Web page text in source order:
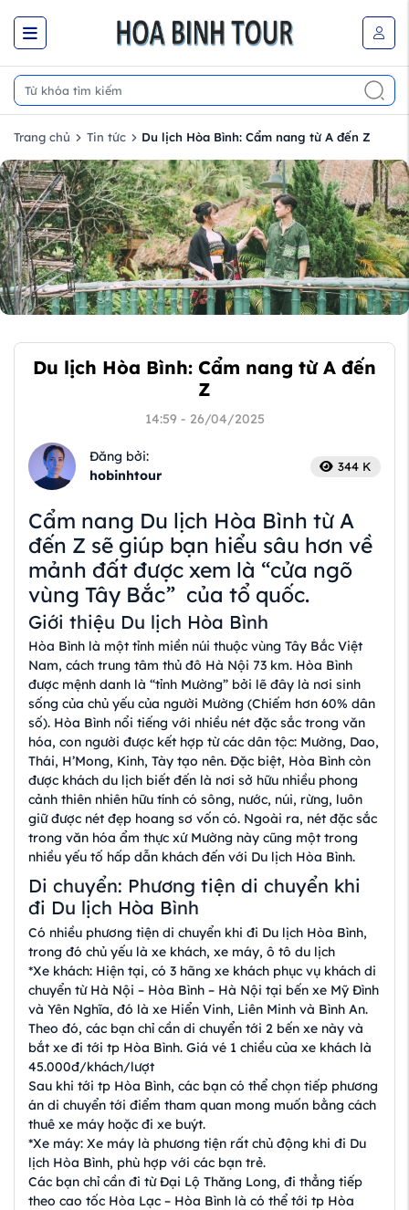
Trang chủ Tin tức Du lịch Hòa Bình: Cẩm nang từ A đến Z
Du lịch Hòa Bình: Cẩm nang từ A đến
Z
14:59 - 26/04/2025
Đăng bởi:
hobinhtour
344 K
Cẩm nang Du lịch Hòa Bình từ A
đến Z sẽ giúp bạn hiểu sâu hơn về
mảnh đất được xem là “cửa ngõ
vùng Tây Bắc” của tổ quốc.
Giới thiệu Du lịch Hòa Bình
Hòa Bình là một tỉnh miền núi thuộc vùng Tây Bắc Việt
Nam, cách trung tâm thủ đô Hà Nội 73 km. Hòa Bình
được mệnh danh là “tỉnh Mường” bởi lẽ đây là nơi sinh
sống của chủ yếu của người Mường (Chiếm hơn 60% dân
số). Hòa Bình nổi tiếng với nhiều nét đặc sắc trong văn
hóa, con người được kết hợp từ các dân tộc: Mường, Dao,
Thái, H’Mong, Kinh, Tày tạo nên. Đặc biệt, Hòa Bình còn
được khách du lịch biết đến là nơi sở hữu nhiều phong
cảnh thiên nhiên hữu tính có sông, nước, núi, rừng, luôn
giữ được nét đẹp hoang sơ vốn có. Ngoài ra, nét đặc sắc
trong văn hóa ẩm thực xứ Mường này cũng một trong
nhiều yếu tố hấp dẫn khách đến với Du lịch Hòa Bình.
Di chuyển: Phương tiện di chuyển khi
đi Du lịch Hòa Bình
Có nhiều phương tiện di chuyển khi đi Du lịch Hòa Bình,
trong đó chủ yếu là xe khách, xe máy, ô tô du lịch
*Xe khách: Hiện tại, có 3 hãng xe khách phục vụ khách di
chuyển từ Hà Nội – Hòa Bình – Hà Nội tại bến xe Mỹ Đình
và Yên Nghĩa, đó là xe Hiển Vinh, Liên Minh và Bình An.
Theo đó, các bạn chỉ cần di chuyển tới 2 bến xe này và
bắt xe đi tới tp Hòa Bình. Giá vé 1 chiều của xe khách là
45.000đ/khách/lượt
Sau khi tới tp Hòa Bình, các bạn có thể chọn tiếp phương
án di chuyển tới điểm tham quan mong muốn bằng cách
thuê xe máy hoặc đi xe buýt.
*Xe máy: Xe máy là phương tiện rất chủ động khi đi Du
lịch Hòa Bình, phù hợp với các bạn trẻ.
Các bạn chỉ cần đi từ Đại Lộ Thăng Long, đi thẳng tiếp
theo cao tốc Hòa Lạc – Hòa Bình là có thể tới tp Hòa